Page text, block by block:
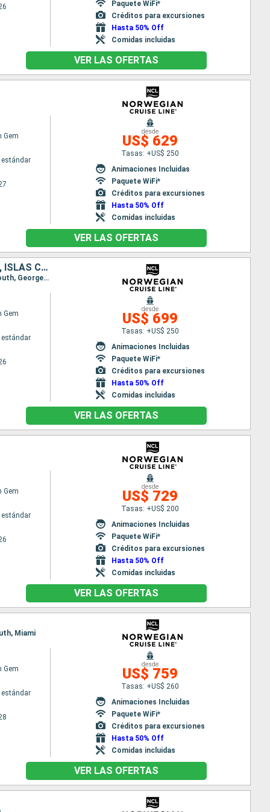
Paquete WiFi*
Créditos para excursiones
Hasta 50% Off
Comidas incluidas
VER LAS OFERTAS
Gem
desde
US$ 629
Tasas: +US$ 250
Animaciones Incluidas
Paquete WiFi*
Créditos para excursiones
Hasta 50% Off
Comidas incluidas
VER LAS OFERTAS
ESTADOS UNIDOS, BAHAMAS, REPÚBLICA DOMINICANA, ARUBA, JAMAICA, ISLAS CAIMÁN
Itinerario : Tampa, Great Stirrup Cay, Cabo Rojo, Oranjestad (Aruba), Willemstad(Curaçao), Falmouth, Georgetown Islas Caiman, Tampa
Gem
desde
US$ 699
Tasas: +US$ 250
Animaciones Incluidas
Paquete WiFi*
Créditos para excursiones
Hasta 50% Off
Comidas incluidas
VER LAS OFERTAS
Gem
desde
US$ 729
Tasas: +US$ 200
Animaciones Incluidas
Paquete WiFi*
Créditos para excursiones
Hasta 50% Off
Comidas incluidas
VER LAS OFERTAS
Miami
Gem
desde
US$ 759
Tasas: +US$ 260
Animaciones Incluidas
Paquete WiFi*
Créditos para excursiones
Hasta 50% Off
Comidas incluidas
VER LAS OFERTAS